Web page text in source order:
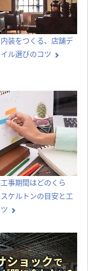
装をつくる、店舗デ
ル選びのコツ
事期間はどのくら
ケルトンの目安と工